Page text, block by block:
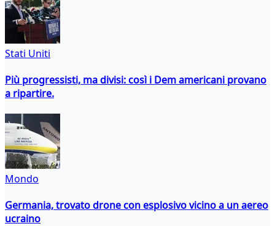
Stati Uniti
Più progressisti, ma divisi: così i Dem americani provano
a ripartire.
Mondo
Germania, trovato drone con esplosivo vicino a un aereo
ucraino